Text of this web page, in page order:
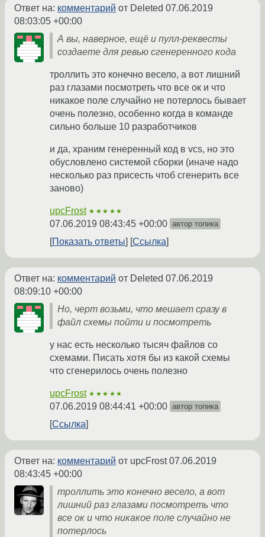
Ответ на: комментарий от Deleted 07.06.2019
08:03:05 +00:00
А вы, наверное, ещё и пулл-реквесты
создаете для ревью сгенеренного кода
троллить это конечно весело, а вот лишний
раз глазами посмотреть что все ок и что
никакое поле случайно не потерлось бывает
очень полезно, особенно когда в команде
сильно больше 10 разработчиков
и да, храним генеренный код в vcs, но это
обусловлено системой сборки (иначе надо
несколько раз присесть чтоб сгенерить все
заново)
upcFrost ★★★★★
07.06.2019 08:43:45 +00:00 автор топика
Показать ответы Ссылка
Ответ на: комментарий от Deleted 07.06.2019
08:09:10 +00:00
Но, черт возьми, что мешает сразу в
файл схемы пойти и посмотреть
у нас есть несколько тысяч файлов со
схемами. Писать хотя бы из какой схемы
что сгенерилось очень полезно
upcFrost ★★★★★
07.06.2019 08:44:41 +00:00 автор топика
Ссылка
Ответ на: комментарий от upcFrost07.06.2019
08:43:45 +00:00
троллить это конечно весело, а вот
лишний раз глазами посмотреть что
все ок и что никакое поле случайно не
потерлось